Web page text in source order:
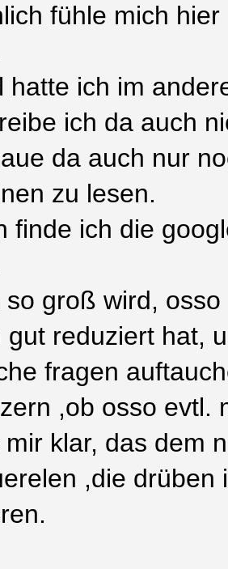
fühle mich
hatte ich im
ich da auch
da auch nur
zu lesen.
finde ich die
groß wird,
gut reduziert hat,
fragen
,ob osso evtl.
klar, das dem
,die drüben